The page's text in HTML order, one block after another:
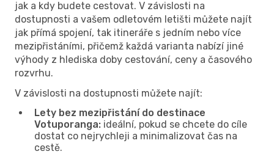
jak a kdy budete cestovat. V závislosti na
dostupnosti a vašem odletovém letišti můžete najít
jak přímá spojení, tak itineráře s jedním nebo více
mezipřistáními, přičemž každá varianta nabízí jiné
výhody z hlediska doby cestování, ceny a časového
rozvrhu.
V závislosti na dostupnosti můžete najít:
Lety bez mezipřistání do destinace
Votuporanga: ideální, pokud se chcete do cíle
dostat co nejrychleji a minimalizovat čas na
cestě.